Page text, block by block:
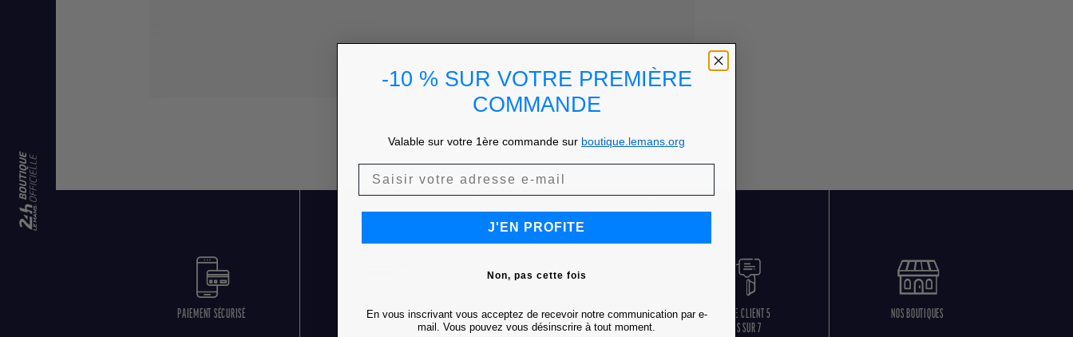
PAIEMENT SÉCURISÉ
LIVRAISON OFFERTE
DÈS 85 € D'ACHATS
RETOURS GRATUITS
SERVICE CLIENT 5
JOURS SUR 7
NOS BOUTIQUES
-10 % SUR VOTRE PREMIÈRE
COMMANDE
Valable sur votre 1ère commande sur boutique.lemans.org
J'EN PROFITE
Non, pas cette fois
En vous inscrivant vous acceptez de recevoir notre communication par e-
mail. Vous pouvez vous désinscrire à tout moment.